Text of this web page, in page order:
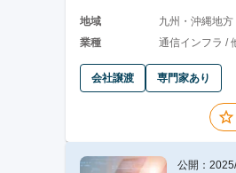
地域
九州・沖縄地方
業種
通信インフラ /
会社譲渡 専門家あり
公開：